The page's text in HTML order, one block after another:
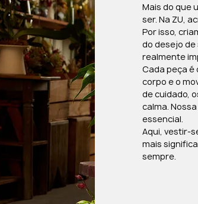
Mais do que
ser. Na ZU,
Por isso,
do desejo
realmente
Cada peça é
corpo e o
de cuidado,
calma.
essencial.
Aqui, vestir-
mais
sempre.